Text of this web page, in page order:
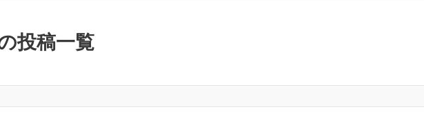
投稿一覧